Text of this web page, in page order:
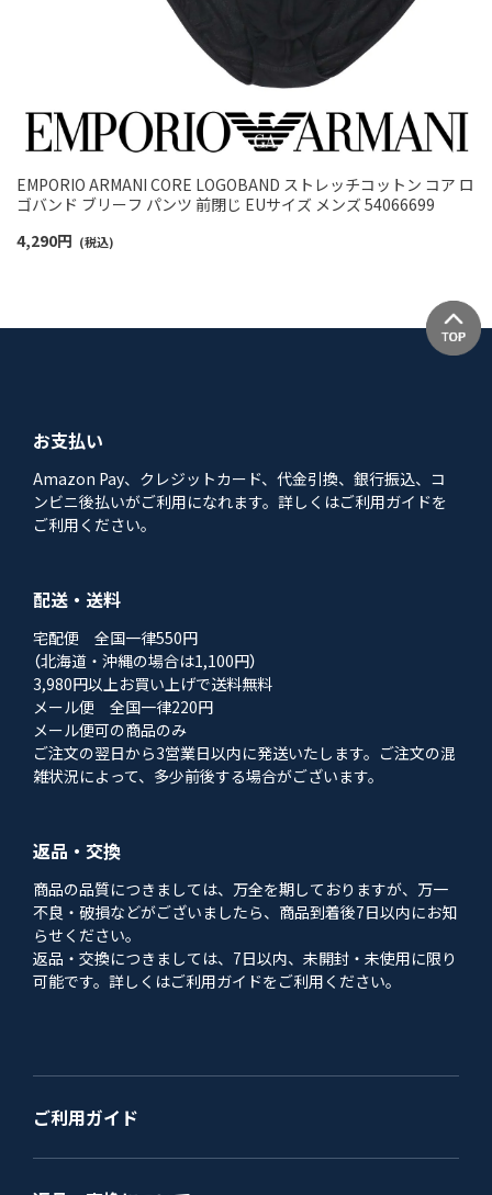
EMPORIO ARMANI CORE LOGOBAND ストレッチコットン コア ロ
ゴバンド ブリーフ パンツ 前閉じ EUサイズ メンズ 54066699
4,290円 (税込)
お支払い
Amazon Pay、クレジットカード、代金引換、銀行振込、コ
ンビニ後払いがご利用になれます。詳しくはご利用ガイドを
ご利用ください。
配送・送料
宅配便 全国一律550円
（北海道・沖縄の場合は1,100円）
3,980円以上お買い上げで送料無料
メール便 全国一律220円
メール便可の商品のみ
ご注文の翌日から3営業日以内に発送いたします。ご注文の混
雑状況によって、多少前後する場合がございます。
返品・交換
商品の品質につきましては、万全を期しておりますが、万一
不良・破損などがございましたら、商品到着後7日以内にお知
らせください。
返品・交換につきましては、7日以内、未開封・未使用に限り
可能です。詳しくはご利用ガイドをご利用ください。
ご利用ガイド